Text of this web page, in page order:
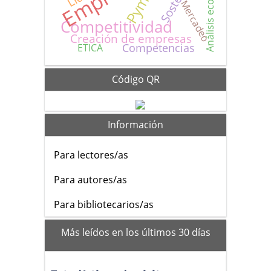
Competitividad
Creación de empresas
Competencias
Mercadeo
ETICA
Código QR
Información
Para lectores/as
Para autores/as
Para bibliotecarios/as
mas_vistos
Más leídos en los últimos 30 días